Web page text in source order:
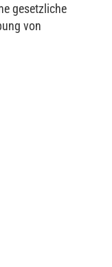
gesetzliche
von